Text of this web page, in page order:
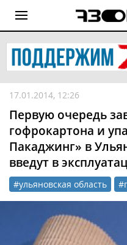
17.01.2014, 12:26
Первую очередь
гофрокартона и
Пакаджинг» в
введут в
#ульяновская область